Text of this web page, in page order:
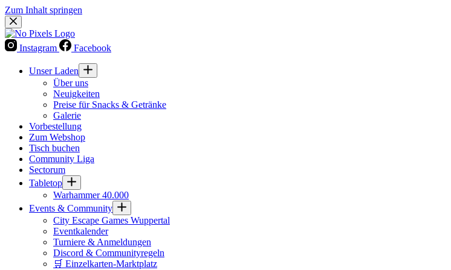
Zum Inhalt springen
Instagram Facebook
Unser Laden
Über uns
Neuigkeiten
Preise für Snacks & Getränke
Galerie
Vorbestellung
Zum Webshop
Tisch buchen
Community Liga
Sectorum
Tabletop
Warhammer 40.000
Events & Community
City Escape Games Wuppertal
Eventkalender
Turniere & Anmeldungen
Discord & Communityregeln
🛒 Einzelkarten-Marktplatz